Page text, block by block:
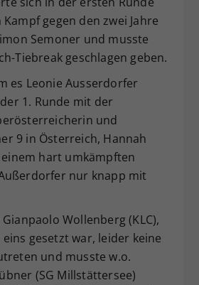
gegen den zwei Jahre
Semoner und musste
Tiebreak geschlagen geben.
es Leonie Ausserdorfer
1. Runde mit der
und
9 in Österreich, Hannah
hart umkämpften
nur knapp mit
Wollenberg (KLC),
gesetzt war, leider keine
und musste w.o.
(SG Millstättersee)
Wert speichert Ihre Consent-
Unter anderem eine
Speicherung Ihrer
Einstellungen, falls der
Betreiber dies eingestellt